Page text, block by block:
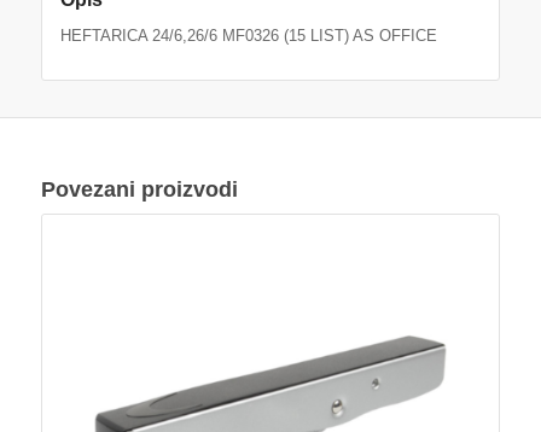
HEFTARICA 24/6,26/6 MF0326 (15 LIST) AS OFFICE
Povezani proizvodi